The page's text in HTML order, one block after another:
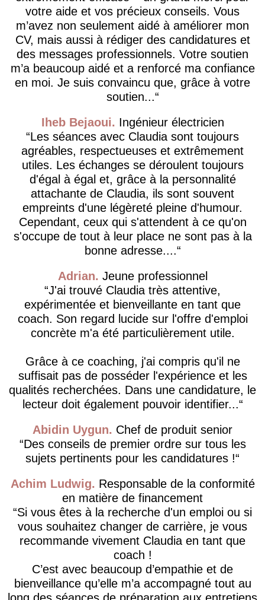
votre aide et vos précieux conseils. Vous
m’avez non seulement aidé à améliorer mon
CV, mais aussi à rédiger des candidatures et
des messages professionnels. Votre soutien
m’a beaucoup aidé et a renforcé ma confiance
en moi. Je suis convaincu que, grâce à votre
soutien...
Iheb Bejaoui
Ingénieur électricien
Les séances avec Claudia sont toujours
agréables, respectueuses et extrêmement
utiles. Les échanges se déroulent toujours
d'égal à égal et, grâce à la personnalité
attachante de Claudia, ils sont souvent
empreints d'une légèreté pleine d'humour.
Cependant, ceux qui s'attendent à ce qu'on
s'occupe de tout à leur place ne sont pas à la
bonne adresse....
Adrian Jeune professionnel
J'ai trouvé Claudia très attentive,
expérimentée et bienveillante en tant que
coach. Son regard lucide sur l'offre d'emploi
concrète m'a été particulièrement utile.
Grâce à ce coaching, j'ai compris qu'il ne
suffisait pas de posséder l'expérience et les
qualités recherchées. Dans une candidature, le
lecteur doit également pouvoir identifier...
Abidin Uygun
Chef de produit senior
Des conseils de premier ordre sur tous les
sujets pertinents pour les candidatures !
Achim Ludwig
Responsable de la conformité
en matière de financement
Si vous êtes à la recherche d'un emploi ou si
vous souhaitez changer de carrière, je vous
recommande vivement Claudia en tant que
coach !
C’est avec beaucoup d’empathie et de
bienveillance qu’elle m’a accompagné tout au